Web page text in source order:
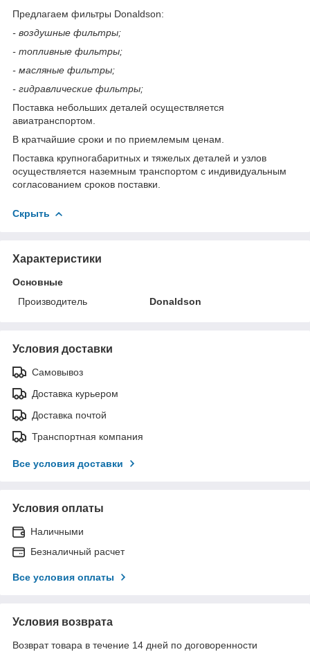
Предлагаем фильтры Donaldson:
- воздушные фильтры;
- топливные фильтры;
- масляные фильтры;
- гидравлические фильтры;
Поставка небольших деталей осуществляется
авиатранспортом.
В кратчайшие сроки и по приемлемым ценам.
Поставка крупногабаритных и тяжелых деталей и узлов
осуществляется наземным транспортом с индивидуальным
согласованием сроков поставки.
Скрыть
Характеристики
Основные
Производитель
Donaldson
Условия доставки
Самовывоз
Доставка курьером
Доставка почтой
Транспортная компания
Все условия доставки
Условия оплаты
Наличными
Безналичный расчет
Все условия оплаты
Условия возврата
Возврат товара в течение 14 дней по договоренности